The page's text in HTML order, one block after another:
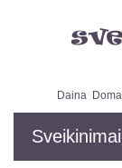
Daina
Sveikinimai